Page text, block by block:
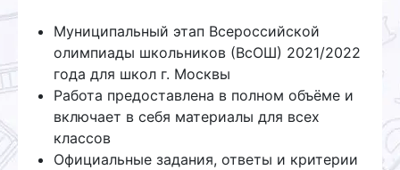
Муниципальный этап Всероссийской
олимпиады школьников (ВсОШ) 2021/2022
года для школ г. Москвы
Работа предоставлена в полном объёме и
включает в себя материалы для всех
классов
Официальные задания, ответы и критерии